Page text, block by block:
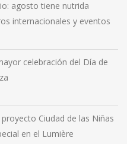
agosto tiene nutrida
internacionales y eventos
celebración del Día de
Ciudad de las Niñas
en el Lumière